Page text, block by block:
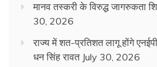
मानव तस्करी के विरुद्ध जागरुकता
30, 2026
राज्य में शत-प्रतिशत लागू होंगे
धन सिंह रावत July 30, 2026